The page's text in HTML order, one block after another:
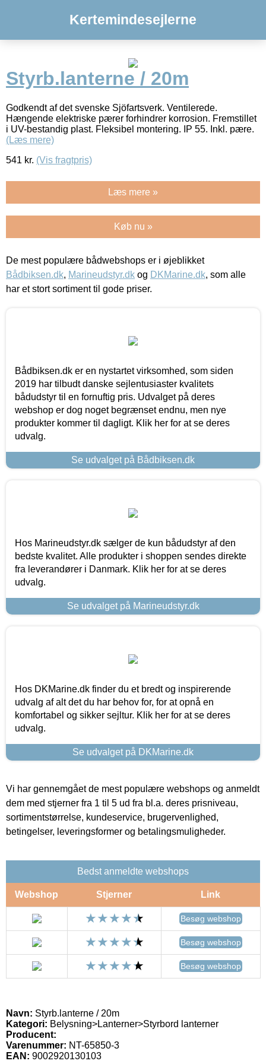
Kertemindesejlerne
Styrb.lanterne / 20m
Godkendt af det svenske Sjöfartsverk. Ventilerede.
Hængende elektriske pærer forhindrer korrosion. Fremstillet
i UV-bestandig plast. Fleksibel montering. IP 55. Inkl. pære.
(Læs mere)
541 kr. (Vis fragtpris)
Læs mere »
Køb nu »
De mest populære bådwebshops er i øjeblikket
Bådbiksen.dk, Marineudstyr.dk og DKMarine.dk, som alle
har et stort sortiment til gode priser.
Bådbiksen.dk er en nystartet virksomhed, som siden
2019 har tilbudt danske sejlentusiaster kvalitets
bådudstyr til en fornuftig pris. Udvalget på deres
webshop er dog noget begrænset endnu, men nye
produkter kommer til dagligt. Klik her for at se deres
udvalg.
Se udvalget på Bådbiksen.dk
Hos Marineudstyr.dk sælger de kun bådudstyr af den
bedste kvalitet. Alle produkter i shoppen sendes direkte
fra leverandører i Danmark. Klik her for at se deres
udvalg.
Se udvalget på Marineudstyr.dk
Hos DKMarine.dk finder du et bredt og inspirerende
udvalg af alt det du har behov for, for at opnå en
komfortabel og sikker sejltur. Klik her for at se deres
udvalg.
Se udvalget på DKMarine.dk
Vi har gennemgået de mest populære webshops og anmeldt
dem med stjerner fra 1 til 5 ud fra bl.a. deres prisniveau,
sortimentstørrelse, kundeservice, brugervenlighed,
betingelser, leveringsformer og betalingsmuligheder.
Bedst anmeldte webshops
Webshop Stjerner Link
Besøg webshop
Besøg webshop
Besøg webshop
Navn: Styrb.lanterne / 20m
Kategori: Belysning>Lanterner>Styrbord lanterner
Producent:
Varenummer: NT-65850-3
EAN: 9002920130103